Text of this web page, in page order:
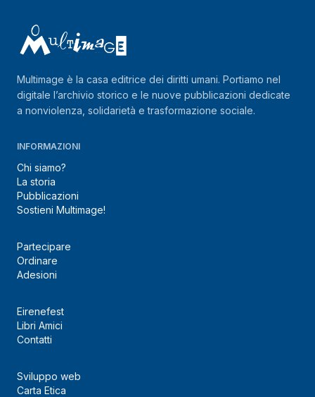
Multimage è la casa editrice dei diritti umani. Portiamo nel
digitale l’archivio storico e le nuove pubblicazioni dedicate
a nonviolenza, solidarietà e trasformazione sociale.
INFORMAZIONI
Chi siamo?
La storia
Pubblicazioni
Sostieni Multimage!
Partecipare
Ordinare
Adesioni
Eirenefest
Libri Amici
Contatti
Sviluppo web
Carta Etica